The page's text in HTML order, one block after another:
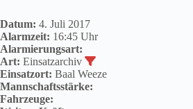
Datum: 4. Juli 2017
Alarmzeit: 16:45 Uhr
Alarmierungsart:
Art: Einsatzarchiv
Einsatzort: Baal Weeze
Mannschaftsstärke:
Fahrzeuge: